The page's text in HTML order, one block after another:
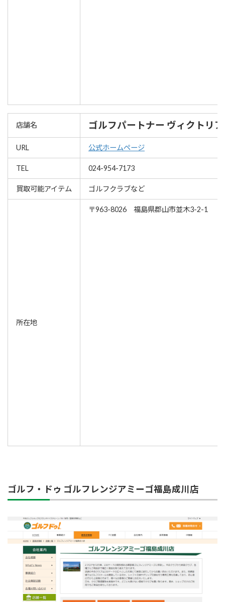
店舗名 ゴルフパートナー ヴィクトリ
URL 公式ホームページ
TEL 024-954-7173
買取可能アイテム ゴルフクラブなど
所在地
〒963-8026 福島県郡山市並木3-2-1
ゴルフ・ドゥ ゴルフレンジアミーゴ福島成川店